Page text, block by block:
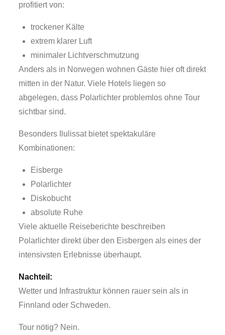
profitiert von:
trockener Kälte
extrem klarer Luft
minimaler Lichtverschmutzung
Anders als in Norwegen wohnen Gäste hier oft direkt
mitten in der Natur. Viele Hotels liegen so
abgelegen, dass Polarlichter problemlos ohne Tour
sichtbar sind.
Besonders Ilulissat bietet spektakuläre
Kombinationen:
Eisberge
Polarlichter
Diskobucht
absolute Ruhe
Viele aktuelle Reiseberichte beschreiben
Polarlichter direkt über den Eisbergen als eines der
intensivsten Erlebnisse überhaupt.
Nachteil:
Wetter und Infrastruktur können rauer sein als in
Finnland oder Schweden.
Tour nötig? Nein.